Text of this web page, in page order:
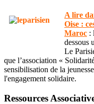
A lire
Oise :
Maroc :
dessous
Le
que l’association «
sensibilisation de la
l'engagement solidaire.
Ressources